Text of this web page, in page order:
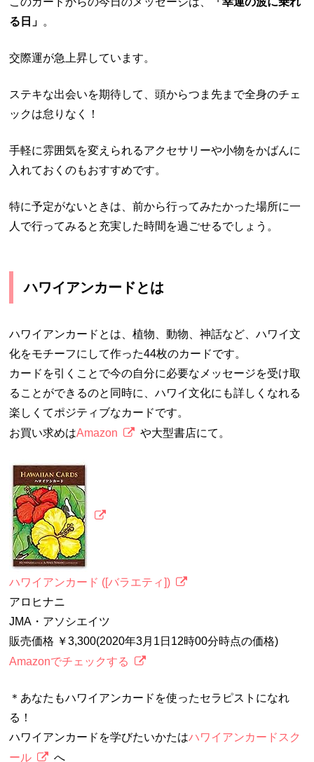
る日」 。
交際運が急上昇しています。
ステキな出会いを期待して、頭からつま先まで全身のチェ
ックは怠りなく！
手軽に雰囲気を変えられるアクセサリーや小物をかばんに
入れておくのもおすすめです。
特に予定がないときは、前から行ってみたかった場所に一
人で行ってみると充実した時間を過ごせるでしょう。
ハワイアンカードとは
ハワイアンカードとは、植物、動物、神話など、ハワイ文
化をモチーフにして作った44枚のカードです。
カードを引くことで今の自分に必要なメッセージを受け取
ることができるのと同時に、ハワイ文化にも詳しくなれる
楽しくてポジティブなカードです。
お買い求めはAmazon や大型書店にて。
ハワイアンカード ([バラエティ])
アロヒナニ
JMA・アソシエイツ
販売価格 ￥3,300(2020年3月1日12時00分時点の価格)
Amazonでチェックする
＊あなたもハワイアンカードを使ったセラピストになれ
る！
ハワイアンカードを学びたいかたはハワイアンカードスク
ール
へ